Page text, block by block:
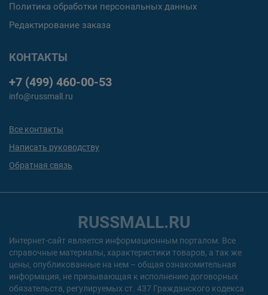
Политика обработки персональных данных
Редактирование заказа
КОНТАКТЫ
+7 (499) 460-00-53
info@russmall.ru
Все контакты
Написать руководству
Обратная связь
RUSSMALL.RU
Интернет-сайт является информационным порталом. Все
справочные материалы, характеристики товаров, а так же
цены, опубликованные на нем – общая ознакомительная
информация, не призывающая к исполнению договорных
обязательств, регулируемых ст. 437 Гражданского кодекса